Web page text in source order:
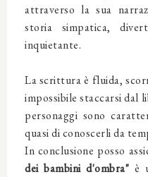
attraverso la sua
storia simpatica,
inquietante.
La scrittura è fluida,
impossibile staccarsi dal
personaggi sono
quasi di conoscerli da
In conclusione posso
dei bambini d'ombra" è